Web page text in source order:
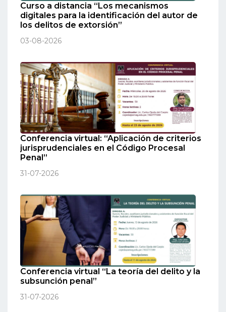
Curso a distancia “Los mecanismos
digitales para la identificación del autor de
los delitos de extorsión”
03-08-2026
Conferencia virtual: “Aplicación de criterios
jurisprudenciales en el Código Procesal
Penal”
31-07-2026
Conferencia virtual “La teoría del delito y la
subsunción penal”
31-07-2026